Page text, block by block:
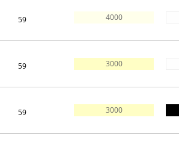
Armatürlerde, yüksek bir renksel geriverim
aralıklarda bir renk tonu garanti eden
ışık kaynakları kullanılarak
59 4000
59 3000
59 3000